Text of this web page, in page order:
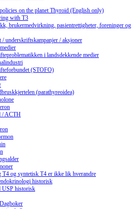
on the planet Thyroid (English only)
with T3
brukermedvirkning, pasientrettigheter, foreninger og
/ underskriftskampanjer / aksjoner
i landsdekkende medier
(STOFO)
(parathyreoidea)
/ ACTH
T4 og syntetisk T4 er ikke lik hverandre
historisk
USP historisk